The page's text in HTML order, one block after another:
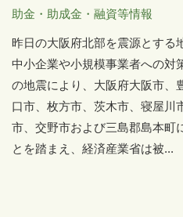
助金・助成金・融資等情報
昨日の大阪府北部を震源とする
中小企業や小規模事業者への対
の地震により、大阪府大阪市、
口市、枚方市、茨木市、寝屋川
市、交野市および三島郡島本町
とを踏まえ、経済産業省は被...